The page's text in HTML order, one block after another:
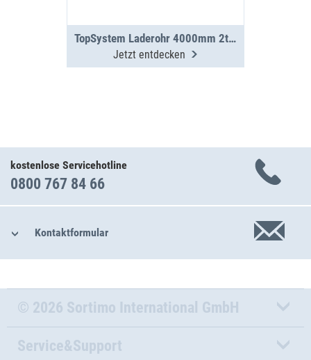
TopSystem Laderohr 4000mm 2teilig
Jetzt entdecken
kostenlose Servicehotline
0800 767 84 66
Kontaktformular
© 2026 Sortimo International GmbH
Service&Support